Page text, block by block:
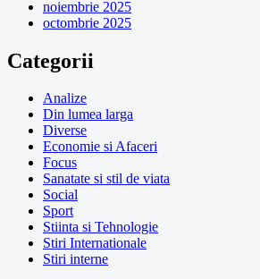
noiembrie 2025
octombrie 2025
Categorii
Analize
Din lumea larga
Diverse
Economie si Afaceri
Focus
Sanatate si stil de viata
Social
Sport
Stiinta si Tehnologie
Stiri Internationale
Stiri interne